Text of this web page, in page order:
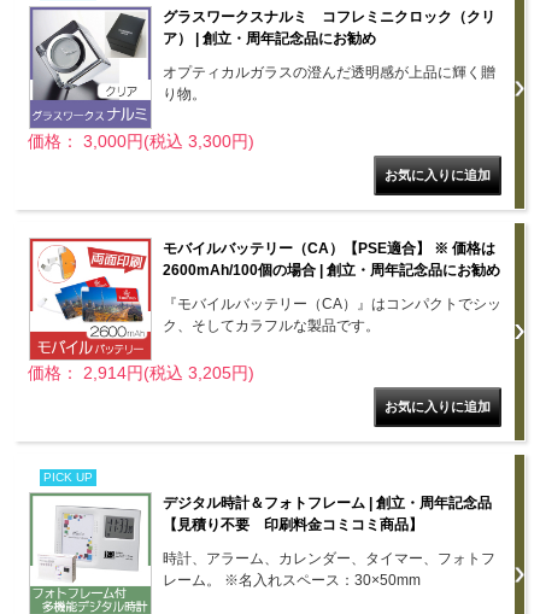
グラスワークスナルミ コフレミニクロック（クリ
ア） | 創立・周年記念品にお勧め
オプティカルガラスの澄んだ透明感が上品に輝く贈
り物。
価格： 3,000円(税込 3,300円)
モバイルバッテリー（CA）【PSE適合】 ※ 価格は
2600mAh/100個の場合 | 創立・周年記念品にお勧め
『モバイルバッテリー（CA）』はコンパクトでシッ
ク、そしてカラフルな製品です。
価格： 2,914円(税込 3,205円)
PICK UP
デジタル時計＆フォトフレーム | 創立・周年記念品
【見積り不要 印刷料金コミコミ商品】
時計、アラーム、カレンダー、タイマー、フォトフ
レーム。 ※名入れスペース：30×50mm